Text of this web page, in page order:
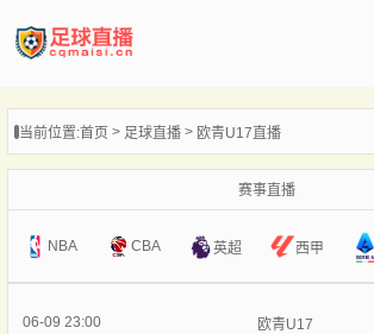
播
像
闻
当前位置:首页 足球直播 欧青U17直播
赛事直播
NBA CBA 英超 西甲
06-09 23:00 欧青U17